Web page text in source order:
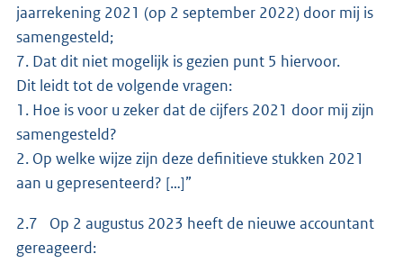
jaarrekening 2021 (op 2 september 2022) door mij is
samengesteld;
7. Dat dit niet mogelijk is gezien punt 5 hiervoor.
Dit leidt tot de volgende vragen:
1. Hoe is voor u zeker dat de cijfers 2021 door mij zijn
samengesteld?
2. Op welke wijze zijn deze definitieve stukken 2021
aan u gepresenteerd? […]”
2.7 Op 2 augustus 2023 heeft de nieuwe accountant
gereageerd: